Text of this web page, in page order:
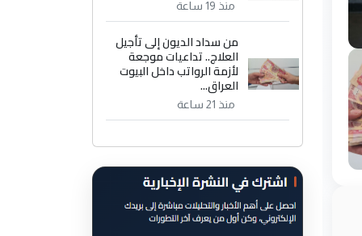
منذ 19 ساعة
من سداد الديون إلى تأجيل
العلاج.. تداعيات موجعة
لأزمة الرواتب داخل البيوت
العراق...
منذ 21 ساعة